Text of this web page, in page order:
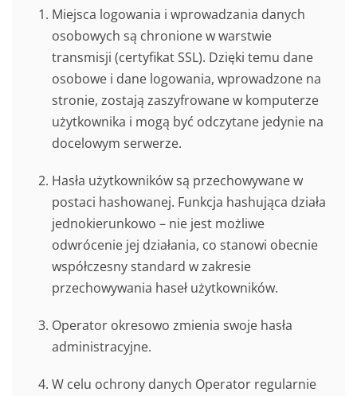
Miejsca logowania i wprowadzania danych
osobowych są chronione w warstwie
transmisji (certyfikat SSL). Dzięki temu dane
osobowe i dane logowania, wprowadzone na
stronie, zostają zaszyfrowane w komputerze
użytkownika i mogą być odczytane jedynie na
docelowym serwerze.
Hasła użytkowników są przechowywane w
postaci hashowanej. Funkcja hashująca działa
jednokierunkowo – nie jest możliwe
odwrócenie jej działania, co stanowi obecnie
współczesny standard w zakresie
przechowywania haseł użytkowników.
Operator okresowo zmienia swoje hasła
administracyjne.
W celu ochrony danych Operator regularnie